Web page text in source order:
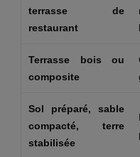
terrasse de
restaurant
Terrasse bois ou
composite
Sol préparé, sable
compacté, terre
stabilisée